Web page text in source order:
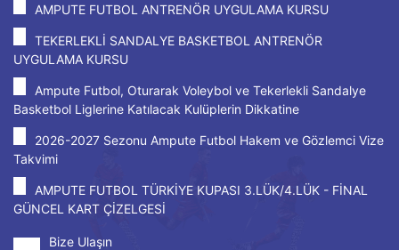
AMPUTE FUTBOL ANTRENÖR UYGULAMA KURSU
TEKERLEKLİ SANDALYE BASKETBOL ANTRENÖR
UYGULAMA KURSU
Ampute Futbol, Oturarak Voleybol ve Tekerlekli Sandalye
Basketbol Liglerine Katılacak Kulüplerin Dikkatine
2026-2027 Sezonu Ampute Futbol Hakem ve Gözlemci Vize
Takvimi
AMPUTE FUTBOL TÜRKİYE KUPASI 3.LÜK/4.LÜK - FİNAL
GÜNCEL KART ÇİZELGESİ
Bize Ulaşın